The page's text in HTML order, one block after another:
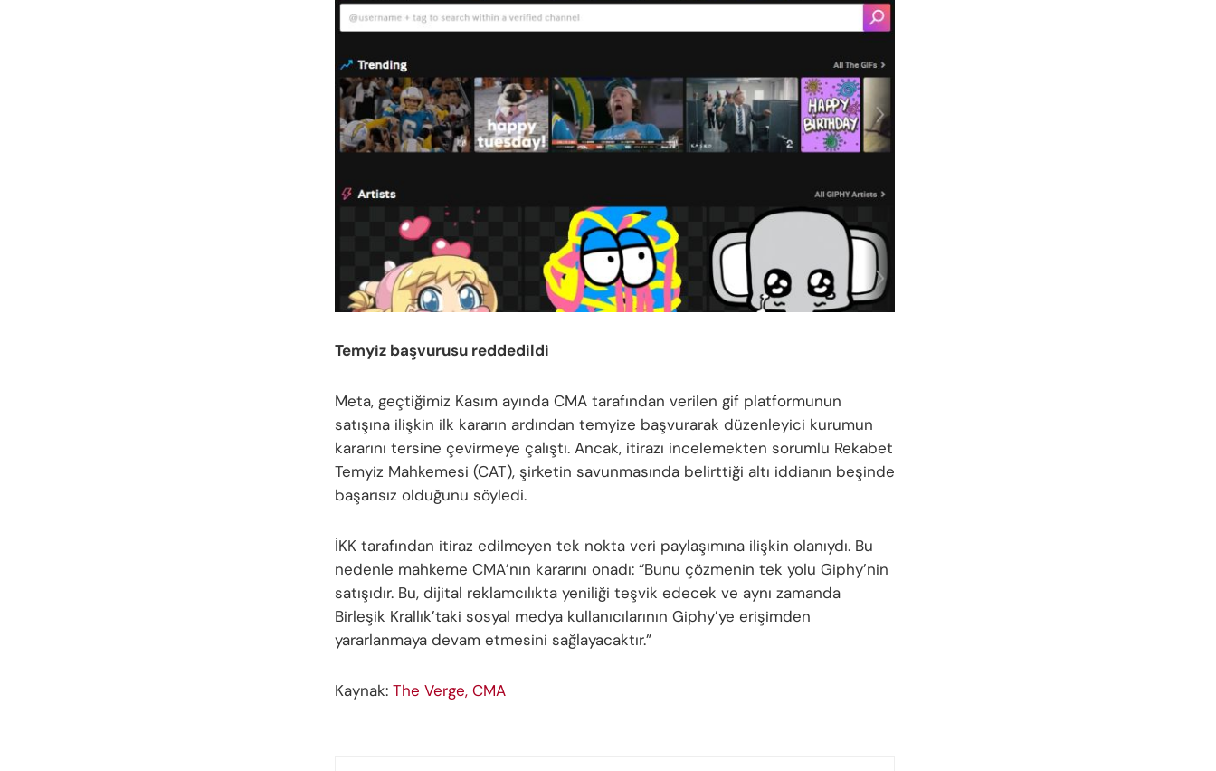
Temyiz başvurusu reddedildi
Meta, geçtiğimiz Kasım ayında CMA tarafından verilen gif platformunun
satışına ilişkin ilk kararın ardından temyize başvurarak düzenleyici kurumun
kararını tersine çevirmeye çalıştı. Ancak, itirazı incelemekten sorumlu Rekabet
Temyiz Mahkemesi (CAT), şirketin savunmasında belirttiği altı iddianın beşinde
başarısız olduğunu söyledi.
İKK tarafından itiraz edilmeyen tek nokta veri paylaşımına ilişkin olanıydı. Bu
nedenle mahkeme CMA’nın kararını onadı: “Bunu çözmenin tek yolu Giphy’nin
satışıdır. Bu, dijital reklamcılıkta yeniliği teşvik edecek ve aynı zamanda
Birleşik Krallık’taki sosyal medya kullanıcılarının Giphy’ye erişimden
yararlanmaya devam etmesini sağlayacaktır.”
Kaynak: The Verge, CMA